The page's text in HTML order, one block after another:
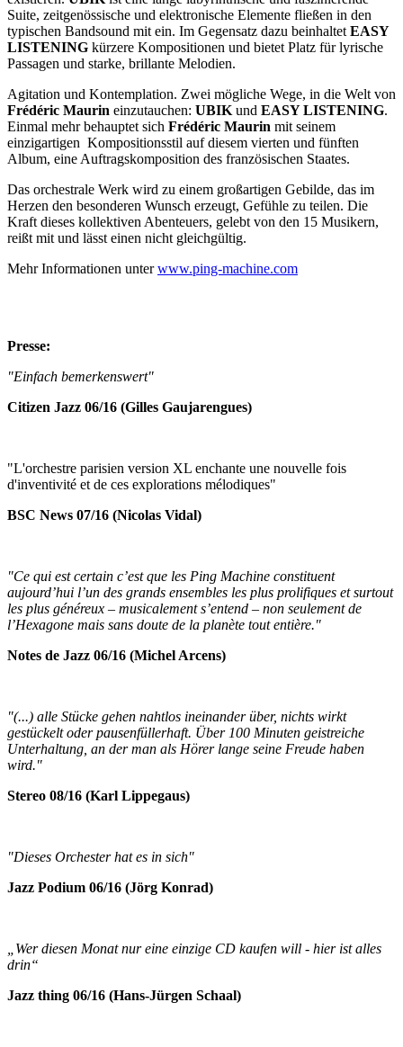
Suite, zeitgenössische und elektronische Elemente fließen in den
typischen Bandsound mit ein. Im Gegensatz dazu beinhaltet EASY
LISTENING kürzere Kompositionen und bietet Platz für lyrische
Passagen und starke, brillante Melodien.­
Agitation und Kontemplation. Zwei mögliche Wege, in die Welt von
Frédéric Maurin einzutauchen: UBIK und EASY LISTENING.
Einmal mehr behauptet sich Frédéric Maurin mit seinem
einzigartigen Kompositionsstil auf diesem vierten und fünften
Album, eine Auftragskomposition des französischen Staates.
Das orchestrale Werk wird zu einem großartigen Gebilde, das im
Herzen den besonderen Wunsch erzeugt, Gefühle zu teilen. Die
Kraft dieses kollektiven Abenteuers, gelebt von den 15 Musikern,
reißt mit und lässt einen nicht gleichgültig.
Mehr Informationen unterwww.ping-machine.com
Presse:
"Einfach bemerkenswert"
Citizen Jazz 06/16 (Gilles Gaujarengues)
"L'orchestre parisien version XL enchante une nouvelle fois
d'inventivité et de ces explorations mélodiques"
BSC News 07/16 (Nicolas Vidal)
"Ce qui est certain c’est que les Ping Machine constituent
aujourd’hui l’un des grands ensembles les plus prolifiques et surtout
les plus généreux – musicalement s’entend – non seulement de
l’Hexagone mais sans doute de la planète tout entière."
Notes de Jazz 06/16 (Michel Arcens)
"(...) alle Stücke gehen nahtlos ineinander über, nichts wirkt
gestückelt oder pausenfüllerhaft. Über 100 Minuten geistreiche
Unterhaltung, an der man als Hörer lange seine Freude haben
wird."
Stereo 08/16 (Karl Lippegaus)
"Dieses Orchester hat es in sich"
Jazz Podium 06/16 (Jörg Konrad)
„Wer diesen Monat nur eine einzige CD kaufen will - hier ist alles
drin“
Jazz thing 06/16 (Hans-Jürgen Schaal)